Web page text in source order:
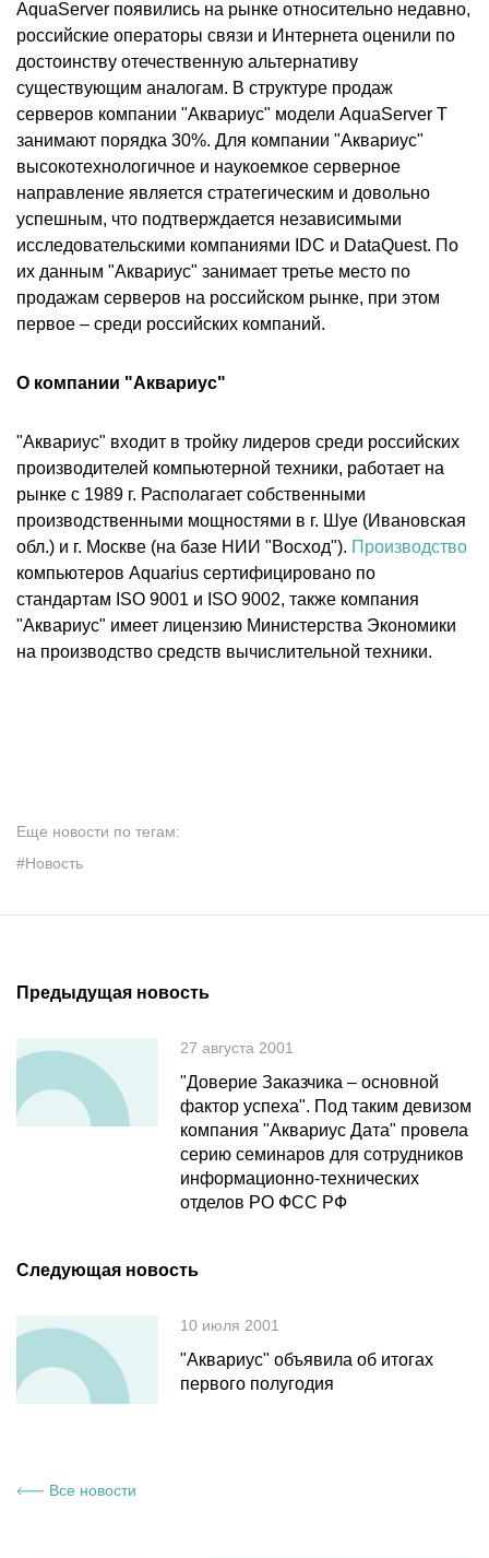
AquaServer появились на рынке относительно недавно,
российские операторы связи и Интернета оценили по
достоинству отечественную альтернативу
существующим аналогам. В структуре продаж
серверов компании "Аквариус" модели AquaServer T
занимают порядка 30%. Для компании "Аквариус"
высокотехнологичное и наукоемкое серверное
направление является стратегическим и довольно
успешным, что подтверждается независимыми
исследовательскими компаниями IDC и DataQuest. По
их данным "Аквариус" занимает третье место по
продажам серверов на российском рынке, при этом
первое – среди российских компаний.
О компании "Аквариус"
"Аквариус" входит в тройку лидеров среди российских
производителей компьютерной техники, работает на
рынке с 1989 г. Располагает собственными
производственными мощностями в г. Шуе (Ивановская
обл.) и г. Москве (на базе НИИ "Восход"). Производство
компьютеров Aquarius сертифицировано по
стандартам ISO 9001 и ISO 9002, также компания
"Аквариус" имеет лицензию Министерства Экономики
на производство средств вычислительной техники.
Еще новости по тегам:
#Новость
Предыдущая новость
27 августа 2001
"Доверие Заказчика – основной
фактор успеха". Под таким девизом
компания "Аквариус Дата" провела
серию семинаров для сотрудников
информационно-технических
отделов РО ФСС РФ
Следующая новость
10 июля 2001
"Аквариус" объявила об итогах
первого полугодия
Все новости